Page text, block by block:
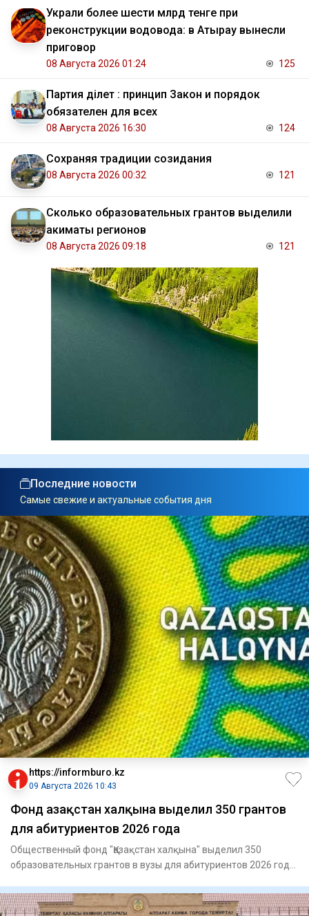
Украли более шести млрд тенге при
реконструкции водовода: в Атырау вынесли
приговор
08 Августа 2026 01:24 125
Партия Әділет : принцип Закон и порядок
обязателен для всех
08 Августа 2026 16:30 124
Сохраняя традиции созидания
08 Августа 2026 00:32 121
Сколько образовательных грантов выделили
акиматы регионов
08 Августа 2026 09:18 121
Последние новости
Самые свежие и актуальные события дня
https://informburo.kz
09 Августа 2026 10:43
Фонд Қазақстан халқына выделил 350 грантов
для абитуриентов 2026 года
Общественный фонд "Қазақстан халқына" выделил 350
образовательных грантов в вузы для абитуриентов 2026 года,